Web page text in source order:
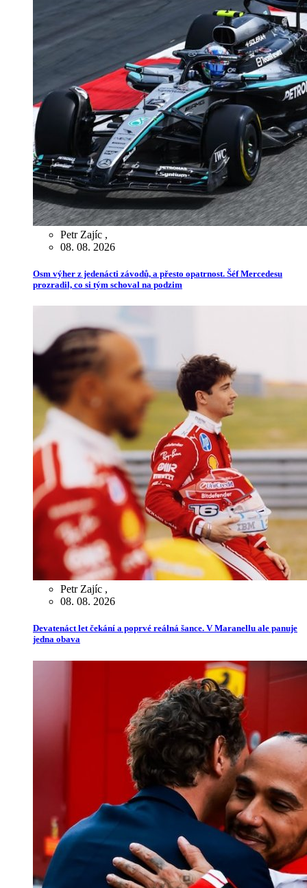
Petr Zajíc ,
08. 08. 2026
Osm výher z jedenácti závodů, a přesto opatrnost. Šéf Mercedesu
prozradil, co si tým schoval na podzim
Petr Zajíc ,
08. 08. 2026
Devatenáct let čekání a poprvé reálná šance. V Maranellu ale panuje
jedna obava